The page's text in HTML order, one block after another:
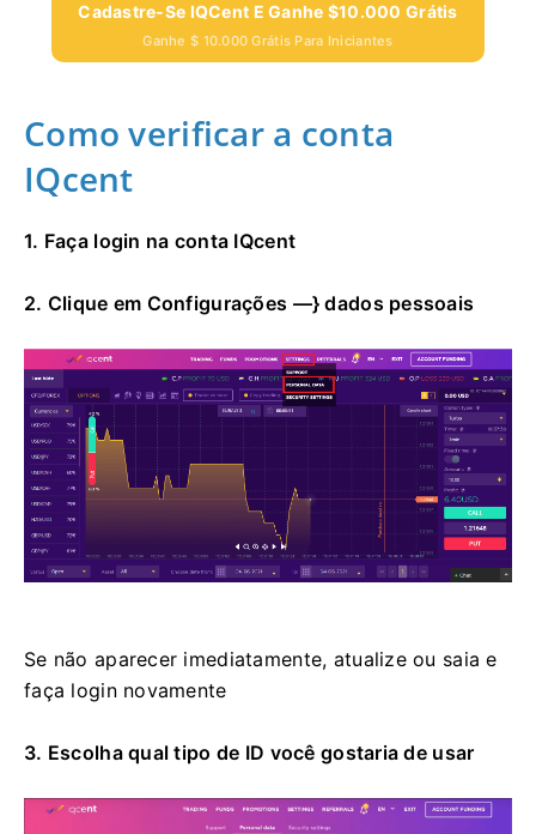
Cadastre-Se IQCent E Ganhe $10.000 Grátis
Ganhe $ 10.000 Grátis Para Iniciantes
Como verificar a conta
IQcent
1. Faça login na conta IQcent
2. Clique em Configurações —} dados pessoais
Se não aparecer imediatamente, atualize ou saia e
faça login novamente
3. Escolha qual tipo de ID você gostaria de usar